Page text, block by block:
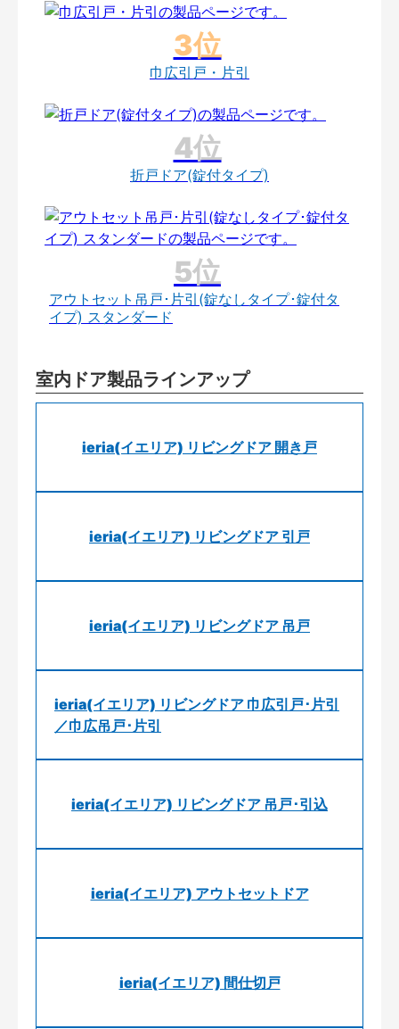
巾広引戸・片引
折戸ドア(錠付タイプ)
アウトセット吊戸･片引(錠なしタイプ･錠付タ
イプ) スタンダード
室内ドア製品ラインアップ
ieria(イエリア) リビングドア 開き戸
ieria(イエリア) リビングドア 引戸
ieria(イエリア) リビングドア 吊戸
ieria(イエリア) リビングドア 巾広引戸･片引
／巾広吊戸･片引
ieria(イエリア) リビングドア 吊戸･引込
ieria(イエリア) アウトセットドア
ieria(イエリア) 間仕切戸